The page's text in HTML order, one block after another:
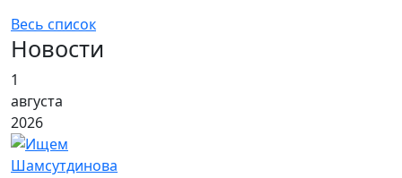
Весь список
Новости
1
августа
2026